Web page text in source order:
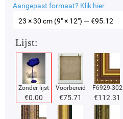
Aangepast formaat? Klik hier
23 × 30 cm (9" × 12") — €95.12
Lijst:
Zonder lijst
€0.00
Voorbereid
€75.71
F6929-302
€112.31